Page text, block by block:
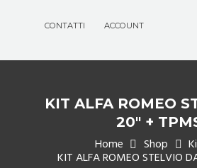
CONTATTI ACCOUNT
KIT ALFA ROMEO
20″ +
Home Shop
KIT ALFA ROMEO STELVIO